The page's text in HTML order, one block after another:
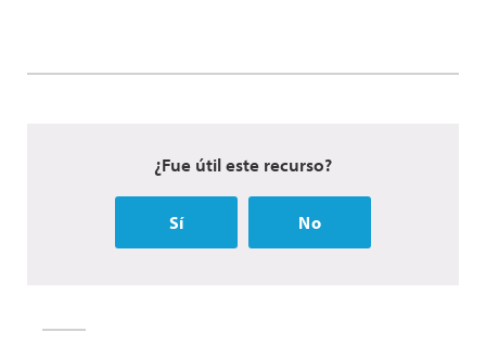
¿Fue útil este recurso?
Sí No